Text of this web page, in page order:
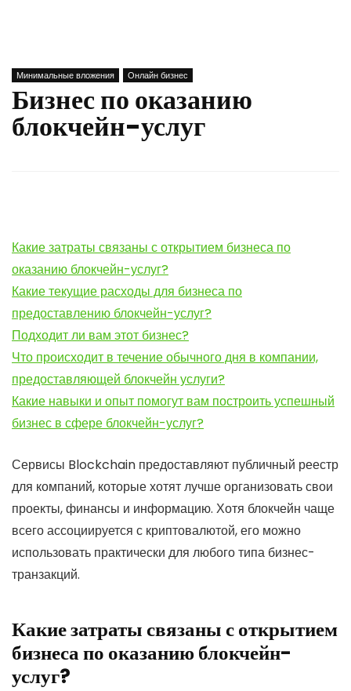
Минимальные вложения Онлайн бизнес
Бизнес по оказанию
блокчейн-услуг
Какие затраты связаны с открытием бизнеса по
оказанию блокчейн-услуг?
Какие текущие расходы для бизнеса по
предоставлению блокчейн-услуг?
Подходит ли вам этот бизнес?
Что происходит в течение обычного дня в компании,
предоставляющей блокчейн услуги?
Какие навыки и опыт помогут вам построить успешный
бизнес в сфере блокчейн-услуг?
Сервисы Blockchain предоставляют публичный реестр
для компаний, которые хотят лучше организовать свои
проекты, финансы и информацию. Хотя блокчейн чаще
всего ассоциируется с криптовалютой, его можно
использовать практически для любого типа бизнес-
транзакций.
Какие затраты связаны с открытием
бизнеса по оказанию блокчейн-
услуг?